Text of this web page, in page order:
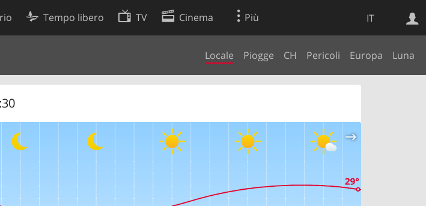
IT
Tempo libero TV Cinema Più
Locale Piogge CH Pericoli Europa Luna
Ricerca Web
Preferenze cookie